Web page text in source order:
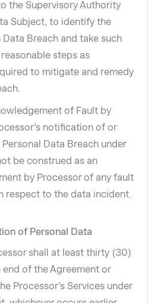
the Supervisory Authority
Subject, to identify the
Breach and take such
steps as
to mitigate and remedy
of Fault by
notification of or
Data Breach under
be construed as an
by Processor of any fault
respect to the data incident.
of Personal Data
shall at least thirty (30)
of the Agreement or
Processor’s Services under